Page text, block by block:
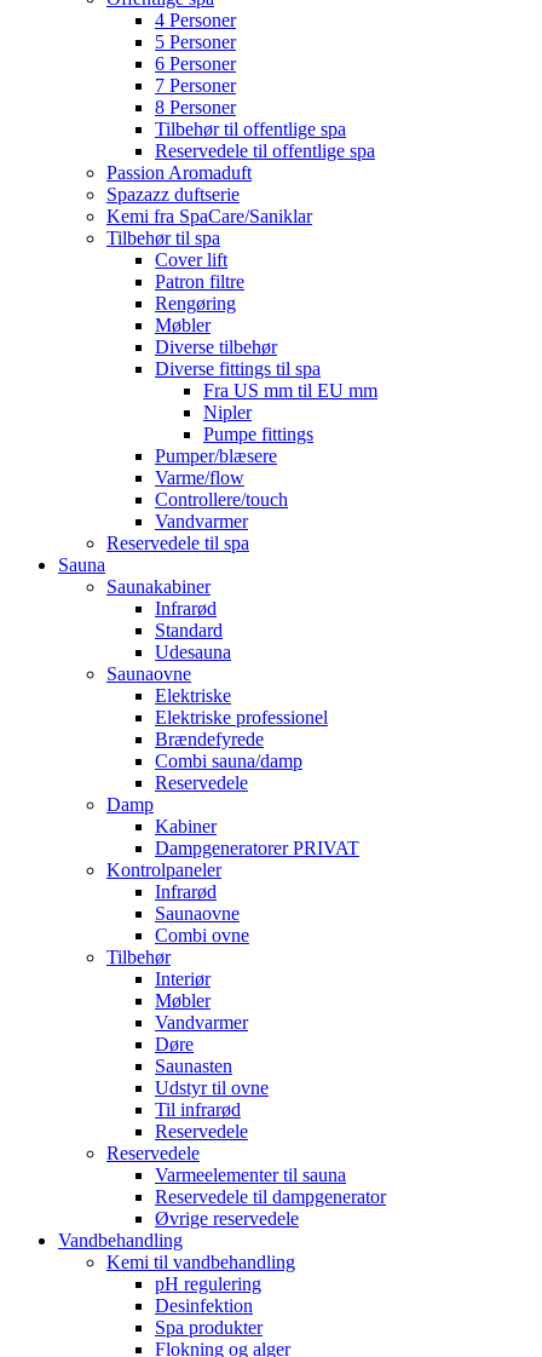
4 Personer
5 Personer
6 Personer
7 Personer
8 Personer
Tilbehør til offentlige spa
Reservedele til offentlige spa
Passion Aromaduft
Spazazz duftserie
Kemi fra SpaCare/Saniklar
Tilbehør til spa
Cover lift
Patron filtre
Rengøring
Møbler
Diverse tilbehør
Diverse fittings til spa
Fra US mm til EU mm
Nipler
Pumpe fittings
Pumper/blæsere
Varme/flow
Controllere/touch
Vandvarmer
Reservedele til spa
Sauna
Saunakabiner
Infrarød
Standard
Udesauna
Saunaovne
Elektriske
Elektriske professionel
Brændefyrede
Combi sauna/damp
Reservedele
Damp
Kabiner
Dampgeneratorer PRIVAT
Kontrolpaneler
Infrarød
Saunaovne
Combi ovne
Tilbehør
Interiør
Møbler
Vandvarmer
Døre
Saunasten
Udstyr til ovne
Til infrarød
Reservedele
Reservedele
Varmeelementer til sauna
Reservedele til dampgenerator
Øvrige reservedele
Vandbehandling
Kemi til vandbehandling
pH regulering
Desinfektion
Spa produkter
Flokning og alger